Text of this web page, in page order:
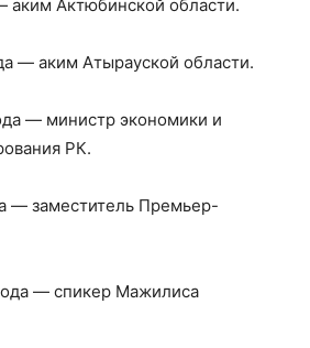
аким Актюбинской области.
— аким Атырауской области.
— министр экономики и
РК.
— заместитель Премьер-
— спикер Мажилиса